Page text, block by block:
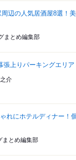
辺の人気居酒屋8選！
まとめ編集部
張上りパーキングエリア
介
れにホテルディナー！
まとめ編集部